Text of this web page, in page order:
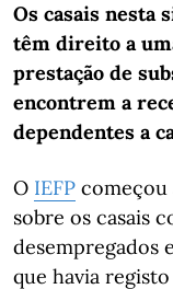
Os casais nesta
têm direito a
prestação de
encontrem a
dependentes a
O IEFP começou
sobre os casais
desempregados
que havia